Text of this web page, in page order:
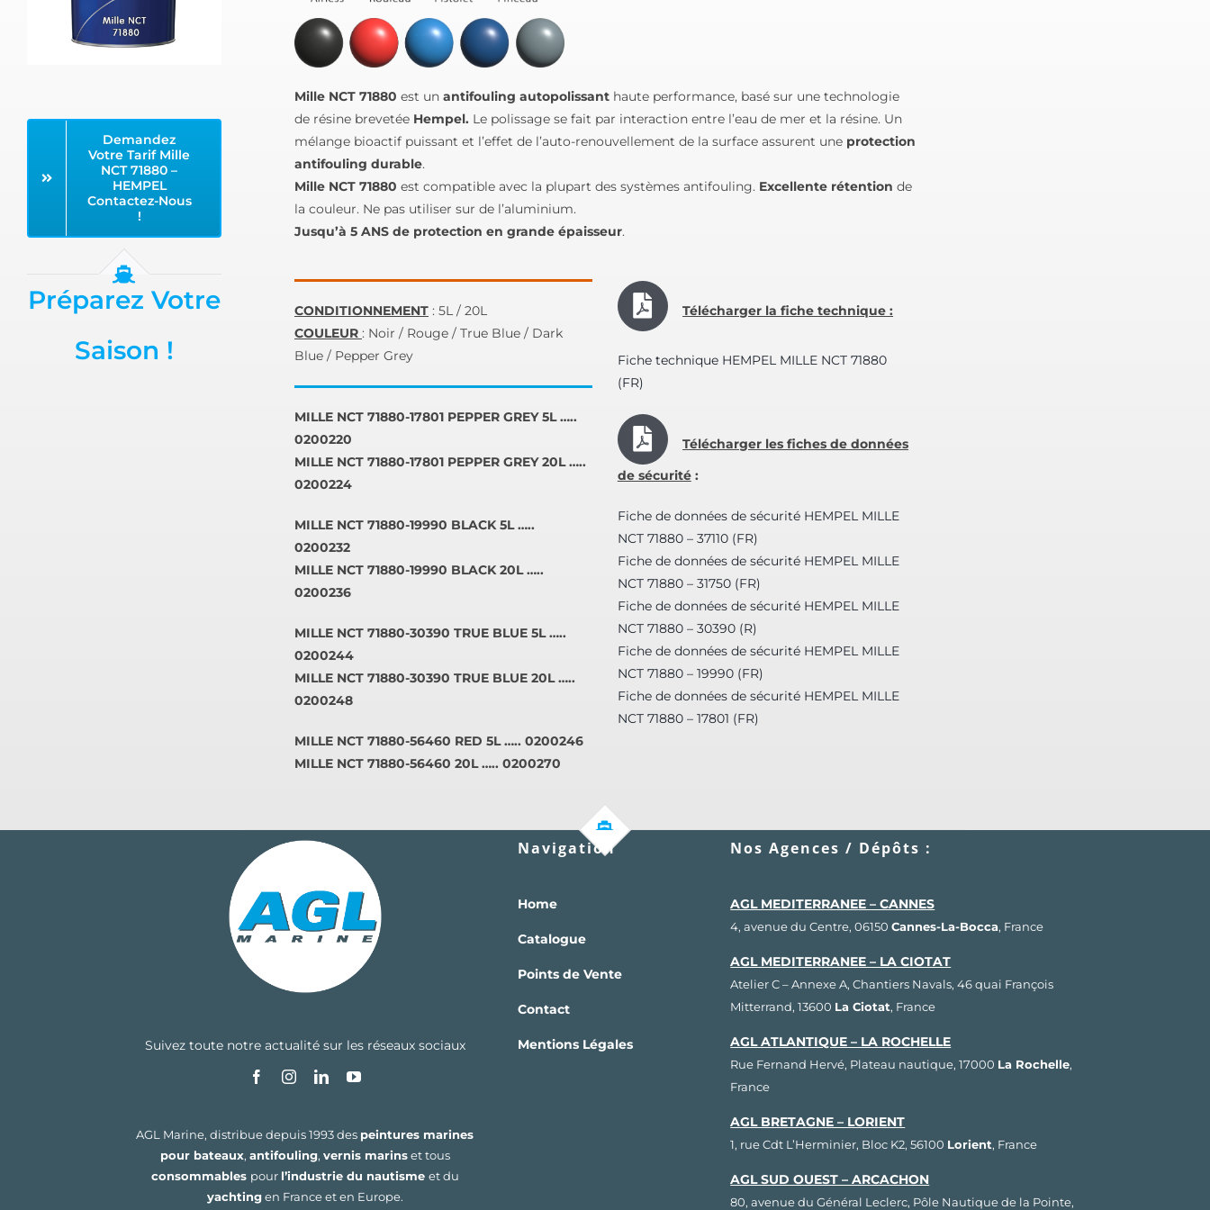
Demandez
Votre Tarif Mille
NCT 71880 –
HEMPEL
Contactez-Nous
!
Préparez Votre
Saison !
Mille NCT 71880 est un antifouling autopolissanthaute performance, basé sur une technologie
de résine brevetée Hempel.Le polissage se fait par interaction entre l’eau de mer et la résine. Un
mélange bioactif puissant et l’effet de l’auto-renouvellement de la surface assurent une protection
antifouling durable.
Mille NCT 71880 est compatible avec la plupart des systèmes antifouling. Excellente rétention de
la couleur. Ne pas utiliser sur de l’aluminium.
Jusqu’à 5 ANS de protection en grande épaisseur.
CONDITIONNEMENT: 5L / 20L
COULEUR : Noir / Rouge / True Blue / Dark
Blue / Pepper Grey
MILLE NCT 71880-17801 PEPPER GREY 5L …..
0200220
MILLE NCT 71880-17801 PEPPER GREY 20L …..
0200224
MILLE NCT 71880-19990 BLACK 5L …..
0200232
MILLE NCT 71880-19990 BLACK 20L …..
0200236
MILLE NCT 71880-30390 TRUE BLUE 5L …..
0200244
MILLE NCT 71880-30390 TRUE BLUE 20L …..
0200248
MILLE NCT 71880-56460 RED 5L ….. 0200246
MILLE NCT 71880-56460 20L ….. 0200270
Télécharger la fiche technique :
Fiche technique HEMPEL MILLE NCT 71880
(FR)
Télécharger les fiches de données
de sécurité:
Fiche de données de sécurité HEMPEL MILLE
NCT 71880 – 37110 (FR)
Fiche de données de sécurité HEMPEL MILLE
NCT 71880 – 31750 (FR)
Fiche de données de sécurité HEMPEL MILLE
NCT 71880 – 30390 (R)
Fiche de données de sécurité HEMPEL MILLE
NCT 71880 – 19990 (FR)
Fiche de données de sécurité HEMPEL MILLE
NCT 71880 – 17801 (FR)
Suivez toute notre actualité sur les réseaux sociaux
AGL Marine, distribue depuis 1993 des peintures marines
pour bateaux, antifouling, vernis marinset tous
consommables pour l’industrie du nautisme et du
yachtingen France et en Europe.
Navigation
Home
Catalogue
Points de Vente
Contact
Mentions Légales
Nos Agences / Dépôts :
AGL MEDITERRANEE – CANNES
4, avenue du Centre, 06150Cannes-La-Bocca, France
AGL MEDITERRANEE – LA CIOTAT
Atelier C – Annexe A, Chantiers Navals, 46 quai François
Mitterrand, 13600 La Ciotat, France
AGL ATLANTIQUE – LA ROCHELLE
Rue Fernand Hervé, Plateau nautique, 17000 La Rochelle,
France
AGL BRETAGNE – LORIENT
1, rue Cdt L’Herminier, Bloc K2, 56100 Lorient, France
AGL SUD OUEST – ARCACHON
80, avenue du Général Leclerc, Pôle Nautique de la Pointe,